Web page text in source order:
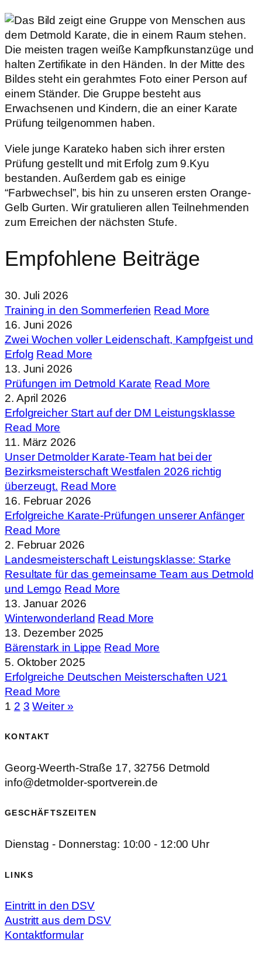
Viele junge Karateko haben sich ihrer ersten
Prüfung gestellt und mit Erfolg zum 9.Kyu
bestanden. Außerdem gab es einige
“Farbwechsel”, bis hin zu unseren ersten Orange-
Gelb Gurten. Wir gratulieren allen Teilnehmenden
zum Erreichen der nächsten Stufe.
Empfohlene Beiträge
30. Juli 2026
Training in den Sommerferien Read More
16. Juni 2026
Zwei Wochen voller Leidenschaft, Kampfgeist und
Erfolg Read More
13. Juni 2026
Prüfungen im Detmold Karate Read More
2. April 2026
Erfolgreicher Start auf der DM Leistungsklasse
Read More
11. März 2026
Unser Detmolder Karate-Team hat bei der
Bezirksmeisterschaft Westfalen 2026 richtig
überzeugt. Read More
16. Februar 2026
Erfolgreiche Karate‑Prüfungen unserer Anfänger
Read More
2. Februar 2026
Landesmeisterschaft Leistungsklasse: Starke
Resultate für das gemeinsame Team aus Detmold
und Lemgo Read More
13. Januar 2026
Winterwonderland Read More
13. Dezember 2025
Bärenstark in Lippe Read More
5. Oktober 2025
Erfolgreiche Deutschen Meisterschaften U21
Read More
1 2 3 Weiter »
KONTAKT
Georg-Weerth-Straße 17, 32756 Detmold
info@detmolder-sportverein.de
GESCHÄFTSZEITEN
Dienstag - Donnerstag: 10:00 - 12:00 Uhr
LINKS
Eintritt in den DSV
Austritt aus dem DSV
Kontaktformular